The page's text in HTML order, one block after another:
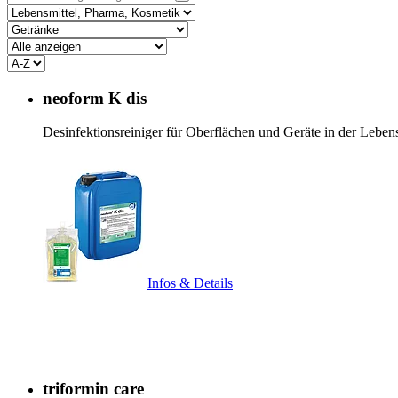
neoform K dis
Desinfektionsreiniger für Oberflächen und Geräte in der
Infos & Details
triformin care